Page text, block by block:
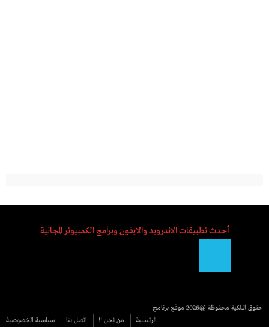
أحدث تطبيقات الاندرويد والايفون وبرامج الكمبيوتر المجانية
حقوق الملكية محفوظة @2026
موقع برنامج
الرئيسية
من نحن !! اتصل بنا سياسية الخصوصية